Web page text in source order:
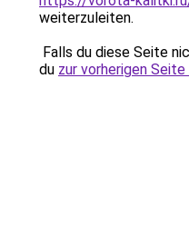
weiterzuleiten.
Falls du diese Seite
du zur vorherigen